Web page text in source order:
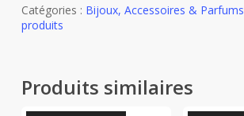
Catégories : Bijoux, Accessoires & Parfums
produits
Produits similaires